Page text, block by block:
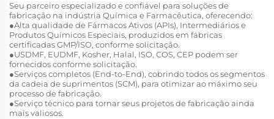
Seu parceiro especializado e confiável para soluções de
fabricação na indústria Química e Farmacêutica, oferecendo:
●Alta qualidade de Fármacos Ativos (APIs), Intermediários e
Produtos Químicos Especiais, produzidos em fábricas
certificadas GMP/ISO, conforme solicitação.
●USDMF, EUDMF, Kosher, Halal, ISO, COS, CEP podem ser
fornecidos conforme solicitação.
●Serviços completos (End-to-End), cobrindo todos os segmentos
da cadeia de suprimentos (SCM), para otimizar ao máximo seu
processo de fabricação.
●Serviço técnico para tornar seus projetos de fabricação ainda
mais valiosos.